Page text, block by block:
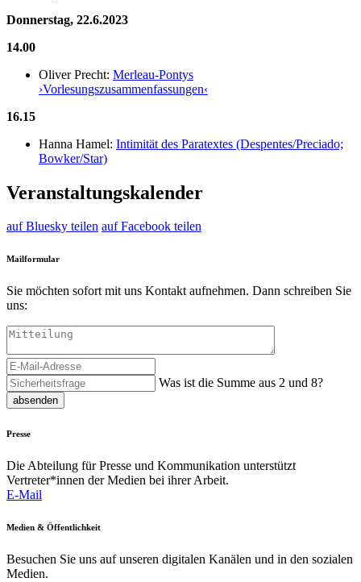
Donnerstag, 22.6.2023
14.00
Oliver Precht: Merleau-Pontys
›Vorlesungszusammenfassungen‹
16.15
Hanna Hamel: Intimität des Paratextes (Despentes/Preciado;
Bowker/Star)
Veranstaltungskalender
auf Bluesky teilen auf Facebook teilen
Mailformular
Sie möchten sofort mit uns Kontakt aufnehmen. Dann schreiben Sie
uns:
Was ist die Summe aus 2 und 8?
absenden
Presse
Die Abteilung für Presse und Kommunikation unterstützt
Vertreter*innen der Medien bei ihrer Arbeit.
E-Mail
Medien & Öffentlichkeit
Besuchen Sie uns auf unseren digitalen Kanälen und in den sozialen
Medien.